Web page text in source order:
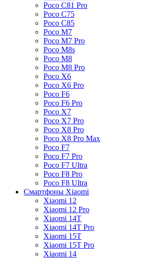
Poco C81 Pro
Poco C75
Poco C85
Poco M7
Poco M7 Pro
Poco M8s
Poco M8
Poco M8 Pro
Poco X6
Poco X6 Pro
Poco F6
Poco F6 Pro
Poco X7
Poco X7 Pro
Poco X8 Pro
Poco X8 Pro Max
Poco F7
Poco F7 Pro
Poco F7 Ultra
Poco F8 Pro
Poco F8 Ultra
Смартфоны Xiaomi
Xiaomi 12
Xiaomi 12 Pro
Xiaomi 14T
Xiaomi 14T Pro
Xiaomi 15T
Xiaomi 15T Pro
Xiaomi 14